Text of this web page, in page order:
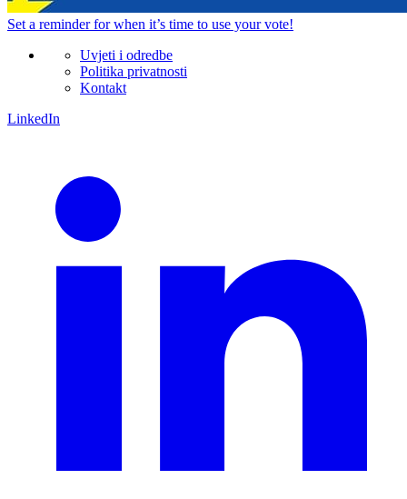
Set a reminderfor when it’s time to use your vote!
Uvjeti i odredbe
Politika privatnosti
Kontakt
LinkedIn